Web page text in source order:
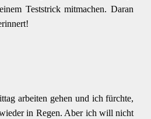
Teststrick mitmachen. Daran
arbeiten gehen und ich fürchte,
in Regen. Aber ich will nicht